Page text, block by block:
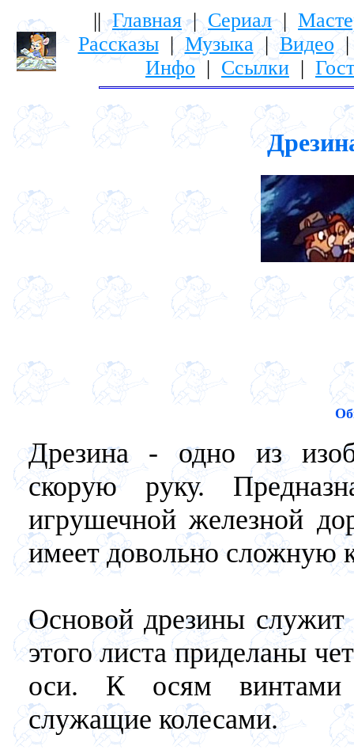
||Главная| Сериал|
Рассказы|Музыка|Видео
Инфо| Ссылки |
Дрезина - одно из
скорую руку.
игрушечной железной
имеет довольно сложную
Основой дрезины
этого листа приделаны
оси. К осям винтами
служащие колесами.